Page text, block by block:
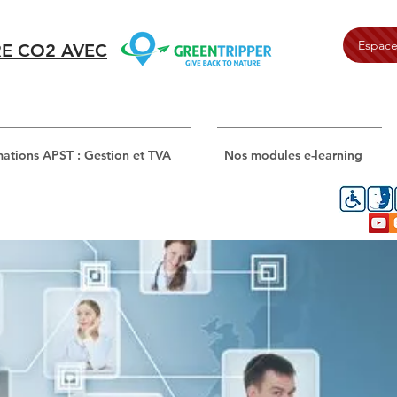
CO2 AVEC
APST : Gestion et TVA Nos modules e-learning